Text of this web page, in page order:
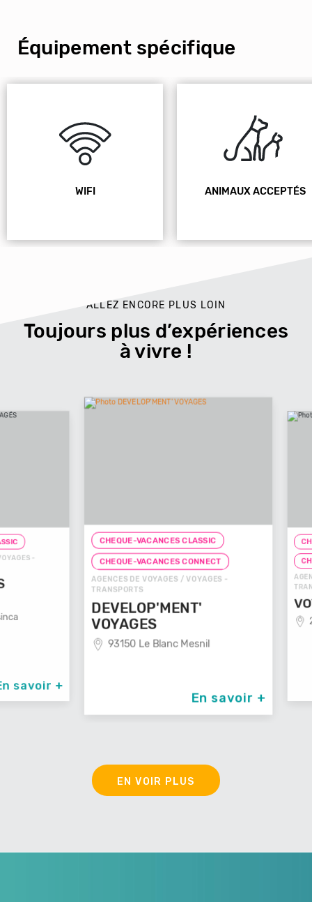
Équipement spécifique
WIFI ANIMAUX ACCEPTÉS
ALLEZ ENCORE PLUS LOIN
Toujours plus d’expériences
à vivre !
-
+
CHEQUE-VACANCES CLASSIC
CHEQUE-VACANCES CONNECT
AGENCES DE VOYAGES / VOYAGES -
TRANSPORTS
DEVELOP'MENT'
VOYAGES
93150 Le Blanc Mesnil
En savoir +
AGENCES
EN VOIR PLUS